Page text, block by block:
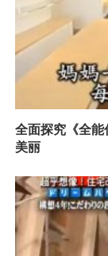
全面探究《全
美丽